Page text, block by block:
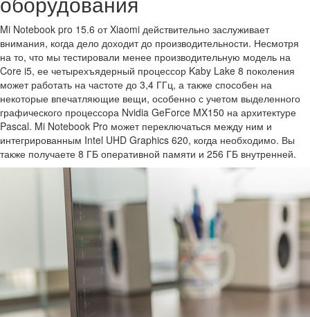
Mi Notebook pro 15.6 от Xiaomi действительно заслуживает
внимания, когда дело доходит до производительности. Несмотря
на то, что мы тестировали менее производительную модель на
Core i5, ее четырехъядерный процессор Kaby Lake 8 поколения
может работать на частоте до 3,4 ГГц, а также способен на
некоторые впечатляющие вещи, особенно с учетом выделенного
графического процессора Nvidia GeForce MX150 на архитектуре
Pascal. Mi Notebook Pro может переключаться между ним и
интегрированным Intel UHD Graphics 620, когда необходимо. Вы
также получаете 8 ГБ оперативной памяти и 256 ГБ внутренней.